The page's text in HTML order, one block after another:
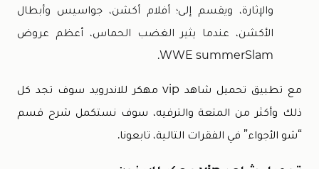
والإثارة، ويقسم إلى؛ أفلام أكشن، جواسيس وأبطال
الأكشن، عندما يثير الغضب الحماس، أعظم عروض
WWE summerSlam.
مع تطبيق تحميل شاهد vip مهكر للاندرويد سوف تجد كل
ذلك وأكثر من المتعة والترفيه، سوف نستكمل شرح قسم
“شو الأجواء” في الفقرات التالية، تابعونا.